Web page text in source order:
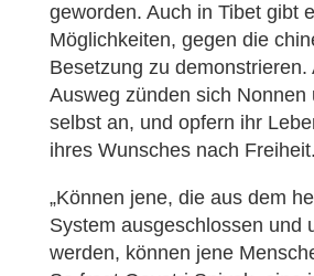
geworden. Auch in Tibet gibt
Möglichkeiten, gegen die
Besetzung zu demonstrieren.
Ausweg zünden sich Nonnen
selbst an, und opfern ihr
ihres Wunsches nach Freiheit.
„Können jene, die aus dem
System ausgeschlossen und
werden, können jene